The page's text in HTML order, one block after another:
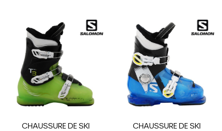
CHAUSSURE DE SKI
CHAUSSURE DE SKI